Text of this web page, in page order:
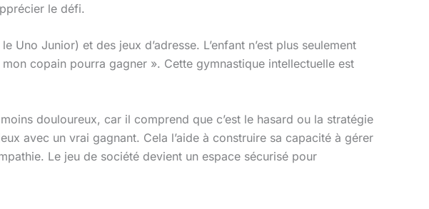
le défi.
Junior) et des jeux d’adresse. L’enfant n’est plus seulement
copain pourra gagner ». Cette gymnastique intellectuelle est
douloureux, car il comprend que c’est le hasard ou la stratégie
avec un vrai gagnant. Cela l’aide à construire sa capacité à gérer
Le jeu de société devient un espace sécurisé pour